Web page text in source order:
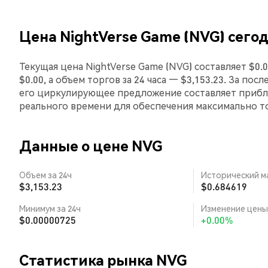
Цена NightVerse Game (NVG)
Текущая цена NightVerse Game (NVG) составляет
$0.00, а объем торгов за 24 часа — $3,153.23. За
его циркулирующее предложение составляет
реального времени для обеспечения
Данные о цене NVG
Объем за 24ч
$3,153.23
Исторический
$0.684619
Минимум за 24ч
$0.00000725
Изменение цены
+0.00%
Статистика рынка NVG